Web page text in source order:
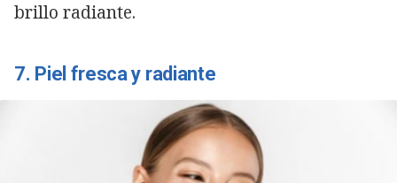
brillo radiante.
7. Piel fresca y radiante